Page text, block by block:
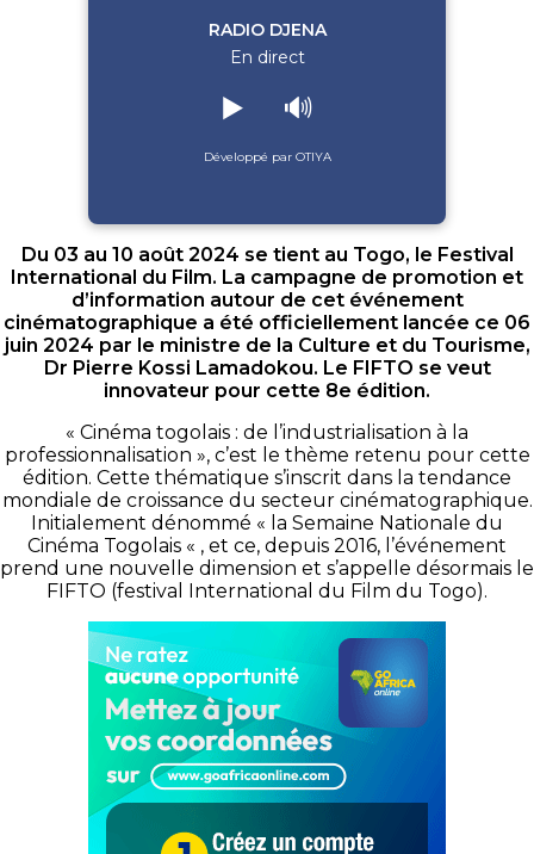
RADIO DJENA
En direct
▶️ 🔊
Développé par OTIYA
Du 03 au 10 août 2024 se tient au Togo, le Festival
International du Film. La campagne de promotion et
d’information autour de cet événement
cinématographique a été officiellement lancée ce 06
juin 2024 par le ministre de la Culture et du Tourisme,
Dr Pierre Kossi Lamadokou. Le FIFTO se veut
innovateur pour cette 8e édition.
« Cinéma togolais : de l’industrialisation à la
professionnalisation », c’est le thème retenu pour cette
édition. Cette thématique s’inscrit dans la tendance
mondiale de croissance du secteur cinématographique.
Initialement dénommé « la Semaine Nationale du
Cinéma Togolais « , et ce, depuis 2016, l’événement
prend une nouvelle dimension et s’appelle désormais le
FIFTO (festival International du Film du Togo).